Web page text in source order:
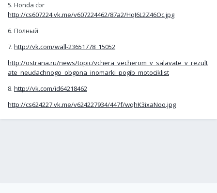
5. Honda cbr
http://cs607224.vk.me/v607224462/87a2/HqI6L2Z46Oc.jpg
6. Полный
7. http://vk.com/wall-23651778_15052
http://ostrana.ru/news/topic/vchera_vecherom_v_salavate_v_rezult
ate_neudachnogo_obgona_inomarki_pogib_motociklist
8. http://vk.com/id64218462
http://cs624227.vk.me/v624227934/447f/wqhK3ixaNoo.jpg